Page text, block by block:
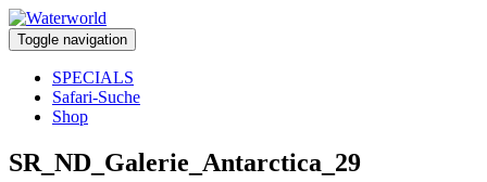
Toggle navigation
SPECIALS
Safari-Suche
Shop
SR_ND_Galerie_Antarctica_29